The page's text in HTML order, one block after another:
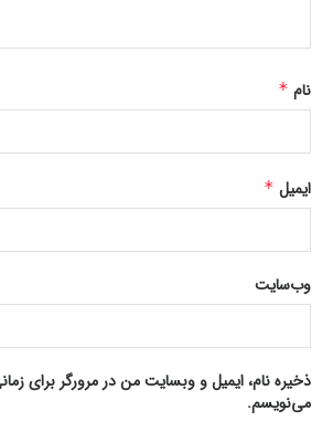
وضعیت سالم‌بودن یا خرابی آنها را در
از مالک امضا بگیرید.
نام*
ایمیل*
وب‌سایت
ذخیره نام، ایمیل و وبسایت من در مرورگر برای
می‌نویسم.